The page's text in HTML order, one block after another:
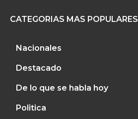
CATEGORIAS MAS POPULARES
Nacionales
Destacado
De lo que se habla hoy
Politica